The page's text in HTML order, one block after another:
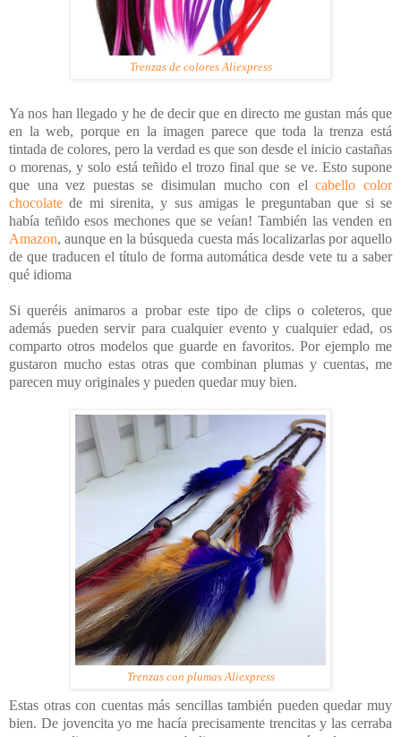
Trenzas de colores Aliexpress
Ya nos han llegado y he de decir que en directo me gustan más que
en la web, porque en la imagen parece que toda la trenza está
tintada de colores, pero la verdad es que son desde el inicio castañas
o morenas, y solo está teñido el trozo final que se ve. Esto supone
que una vez puestas se disimulan mucho con elcabello color
chocolate de mi sirenita, y sus amigas le preguntaban que si se
había teñido esos mechones que se veían! También las venden en
Amazon, aunque en la búsqueda cuesta más localizarlas por aquello
de que traducen el título de forma automática desde vete tu a saber
qué idioma
Si queréis animaros a probar este tipo de clips o coleteros, que
además pueden servir para cualquier evento y cualquier edad, os
comparto otros modelos que guarde en favoritos. Por ejemplo me
gustaron mucho estas otras que combinan plumas y cuentas, me
parecen muy originales y pueden quedar muy bien.
Trenzas con plumas Aliexpress
Estas otras con cuentas más sencillas también pueden quedar muy
bien. De jovencita yo me hacía precisamente trencitas y las cerraba